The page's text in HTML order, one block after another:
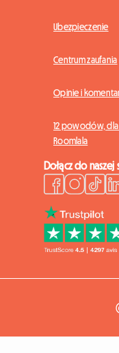
Ubezpieczenie
Centrum zaufania
Opinie i
12 powodów,
Roomlala
Dołącz do naszej